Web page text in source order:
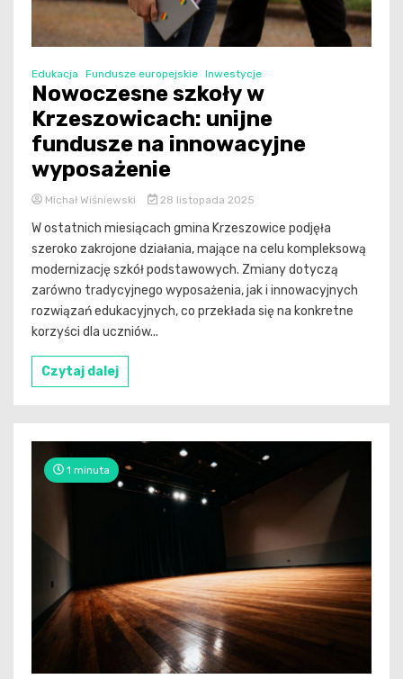
Edukacja Fundusze europejskie Inwestycje
Nowoczesne szkoły w
Krzeszowicach: unijne
fundusze na innowacyjne
wyposażenie
Michał Wiśniewski 28 listopada 2025
W ostatnich miesiącach gmina Krzeszowice podjęła
szeroko zakrojone działania, mające na celu kompleksową
modernizację szkół podstawowych. Zmiany dotyczą
zarówno tradycyjnego wyposażenia, jak i innowacyjnych
rozwiązań edukacyjnych, co przekłada się na konkretne
korzyści dla uczniów...
Czytaj dalej
1 minuta